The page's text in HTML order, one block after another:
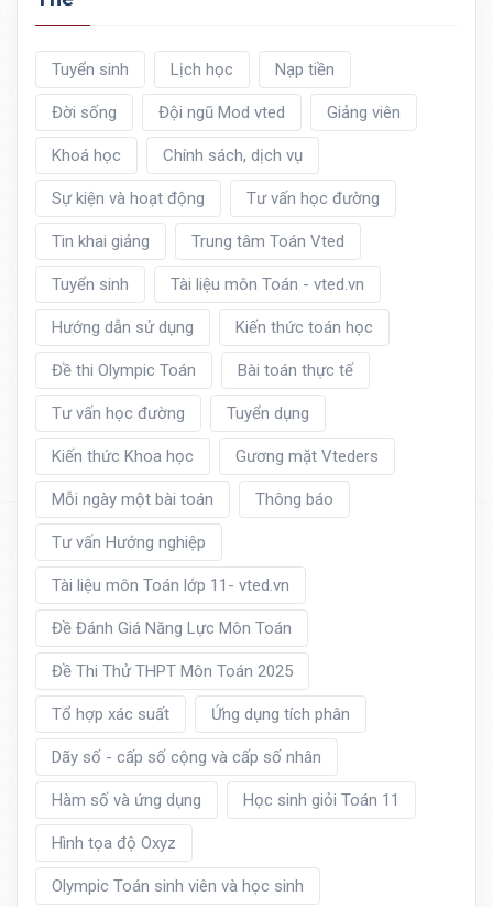
Tuyển sinh Lịch học Nạp tiền
Đời sống Đội ngũ Mod vted Giảng viên
Khoá học Chính sách, dịch vụ
Sự kiện và hoạt động Tư vấn học đường
Tin khai giảng Trung tâm Toán Vted
Tuyển sinh Tài liệu môn Toán - vted.vn
Hướng dẫn sử dụng Kiến thức toán học
Đề thi Olympic Toán Bài toán thực tế
Tư vấn học đường Tuyển dụng
Kiến thức Khoa học Gương mặt Vteders
Mỗi ngày một bài toán Thông báo
Tư vấn Hướng nghiệp
Tài liệu môn Toán lớp 11- vted.vn
Đề Đánh Giá Năng Lực Môn Toán
Đề Thi Thử THPT Môn Toán 2025
Tổ hợp xác suất Ứng dụng tích phân
Dãy số - cấp số cộng và cấp số nhân
Hàm số và ứng dụng Học sinh giỏi Toán 11
Hình tọa độ Oxyz
Olympic Toán sinh viên và học sinh